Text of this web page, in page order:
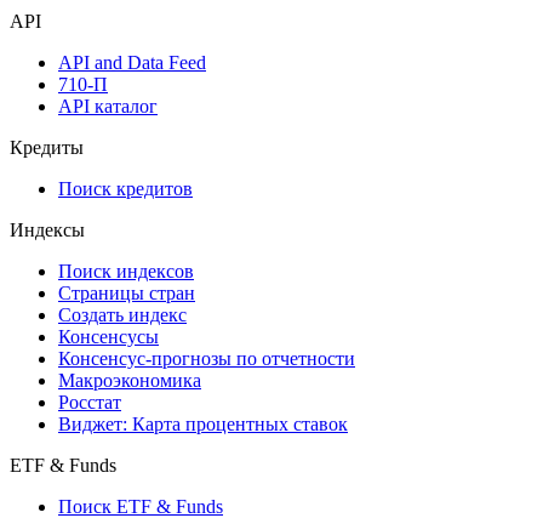
API
API and Data Feed
710-П
API каталог
Кредиты
Поиск кредитов
Индексы
Поиск индексов
Страницы стран
Создать индекс
Консенсусы
Консенсус-прогнозы по отчетности
Макроэкономика
Росстат
Виджет: Карта процентных ставок
ETF & Funds
Поиск ETF & Funds